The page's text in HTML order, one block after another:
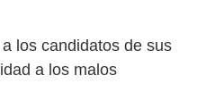
los candidatos de sus
a los malos